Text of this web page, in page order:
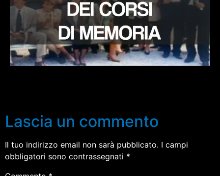
Lascia un commento
Il tuo indirizzo email non sarà pubblicato. I campi
obbligatori sono contrassegnati *